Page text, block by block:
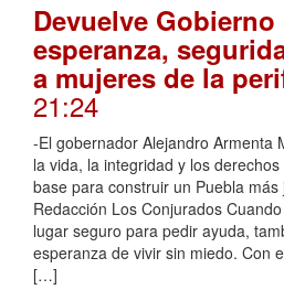
Devuelve Gobierno
esperanza,
a mujeres de la
21:24
-El gobernador Alejandro Armenta
la vida, la integridad y los
base para construir un Puebla más
Redacción Los Conjurados
lugar seguro para pedir ayuda,
esperanza de vivir sin miedo. Con
[…]